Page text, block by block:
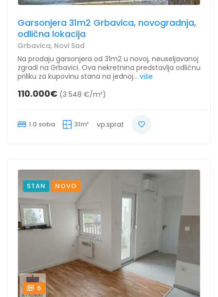
Garsonjera 31m2 Grbavica, novogradnja,
odlična lokacija
Grbavica, Novi Sad
Na prodaju garsonjera od 31m2 u novoj, neuseljavanoj
zgradi na Grbavici. Ova nekretnina predstavlja odličnu
priliku za kupovinu stana na jednoj... više
110.000€ (3 548 €/m²)
1.0 soba 31m² vp.sprat
STAN NOVO
6